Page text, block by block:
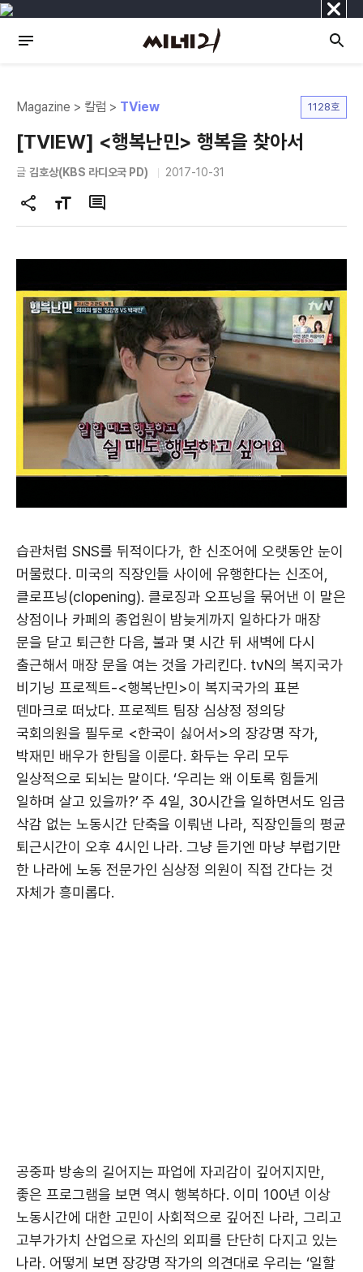
닫
기
Magazine > 칼럼 > TView 1128호
[TVIEW] <행복난민> 행복을 찾아서
글 김호상(KBS 라디오국 PD) 2017-10-31
공
유
기
글
자
기
경
댓
글
습관처럼 SNS를 뒤적이다가, 한 신조어에 오랫동안 눈이
머물렀다. 미국의 직장인들 사이에 유행한다는 신조어,
클로프닝(clopening). 클로징과 오프닝을 묶어낸 이 말은
상점이나 카페의 종업원이 밤늦게까지 일하다가 매장
문을 닫고 퇴근한 다음, 불과 몇 시간 뒤 새벽에 다시
출근해서 매장 문을 여는 것을 가리킨다. tvN의 복지국가
비기닝 프로젝트-<행복난민>이 복지국가의 표본
덴마크로 떠났다. 프로젝트 팀장 심상정 정의당
국회의원을 필두로 <한국이 싫어서>의 장강명 작가,
박재민 배우가 한팀을 이룬다. 화두는 우리 모두
일상적으로 되뇌는 말이다. ‘우리는 왜 이토록 힘들게
일하며 살고 있을까?’ 주 4일, 30시간을 일하면서도 임금
삭감 없는 노동시간 단축을 이뤄낸 나라, 직장인들의 평균
퇴근시간이 오후 4시인 나라. 그냥 듣기엔 마냥 부럽기만
한 나라에 노동 전문가인 심상정 의원이 직접 간다는 것
자체가 흥미롭다.
공중파 방송의 길어지는 파업에 자괴감이 깊어지지만,
좋은 프로그램을 보면 역시 행복하다. 이미 100년 이상
노동시간에 대한 고민이 사회적으로 깊어진 나라, 그리고
고부가가치 산업으로 자신의 외피를 단단히 다지고 있는
나라. 어떻게 보면 장강명 작가의 의견대로 우리는 ‘일할